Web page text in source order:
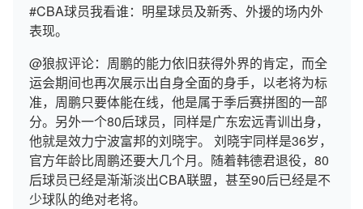
#CBA球员我看谁：明星球员及新秀、外援的场内外
表现。
@狼叔评论：周鹏的能力依旧获得外界的肯定，而全
运会期间也再次展示出自身全面的身手，以老将为标
准，周鹏只要体能在线，他是属于季后赛拼图的一部
分。另外一个80后球员，同样是广东宏远青训出身，
他就是效力宁波富邦的刘晓宇。 刘晓宇同样是36岁，
官方年龄比周鹏还要大几个月。随着韩德君退役，80
后球员已经是渐渐淡出CBA联盟，甚至90后已经是不
少球队的绝对老将。